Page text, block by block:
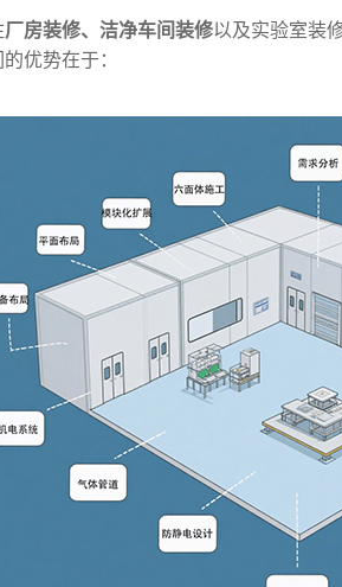
厂房装修、洁净车间装修‌以及实验室装
优势在于：